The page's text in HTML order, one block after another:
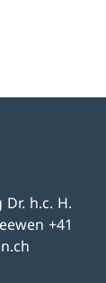
h.c. H.
+41